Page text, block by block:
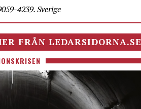
4239. Sverige
FRÅN LEDARSIDORNA.SE